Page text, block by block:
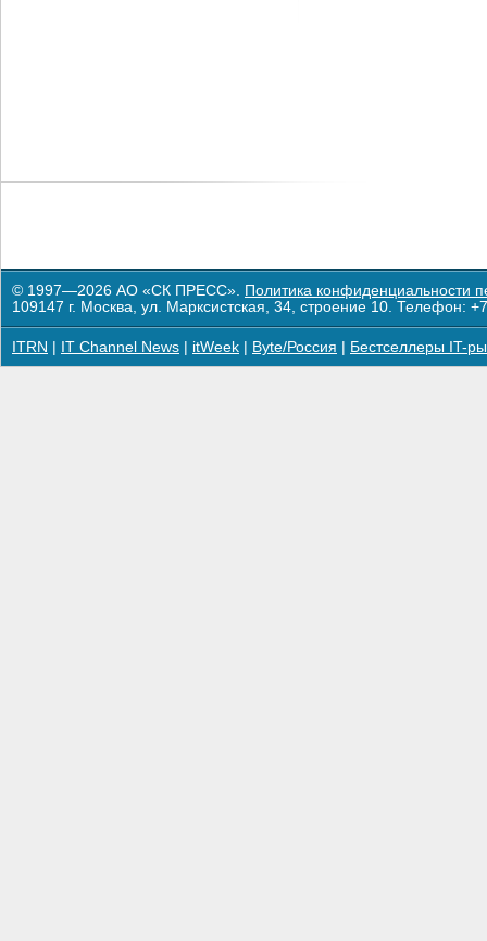
© 1997—2026 АО «СК ПРЕСС». Политика конфиденциальности
109147 г. Москва, ул. Марксистская, 34, строение 10. Телефон:
ITRN IT Channel News itWeek Byte/Россия Бестселлеры IT-